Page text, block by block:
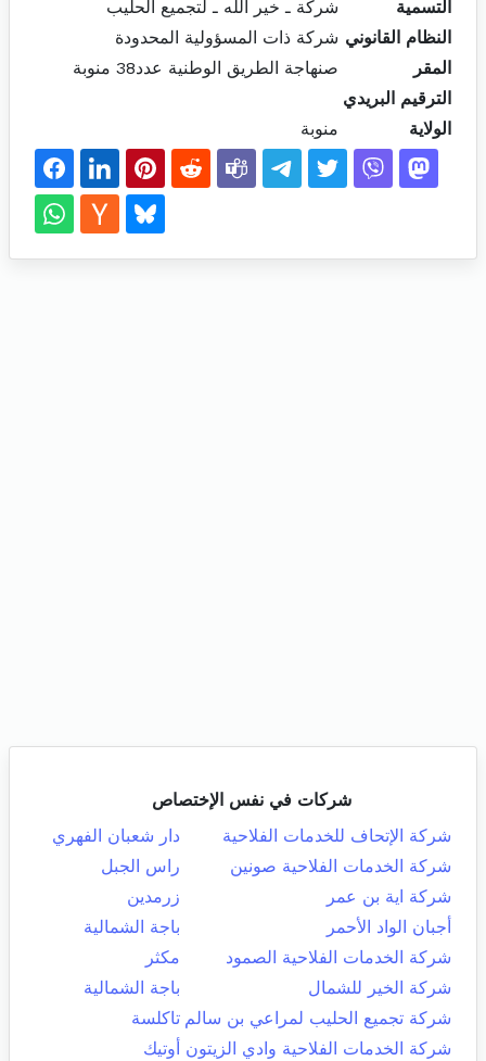
التسمية
شركة ـ خير الله ـ لتجميع الحليب
النظام القانوني شركة ذات المسؤولية المحدودة
المقر
صنهاجة الطريق الوطنية عدد38 منوبة
الترقيم البريدي
الولاية
منوبة
شركات في نفس الإختصاص
شركة الإتحاف للخدمات الفلاحية
دار شعبان الفهري
شركة الخدمات الفلاحية صونين
راس الجبل
شركة اية بن عمر
زرمدين
أجبان الواد الأحمر
باجة الشمالية
شركة الخدمات الفلاحية الصمود
مكثر
شركة الخير للشمال
باجة الشمالية
شركة تجميع الحليب لمراعي بن سالم تاكلسة
شركة الخدمات الفلاحية وادي الزيتون أوتيك